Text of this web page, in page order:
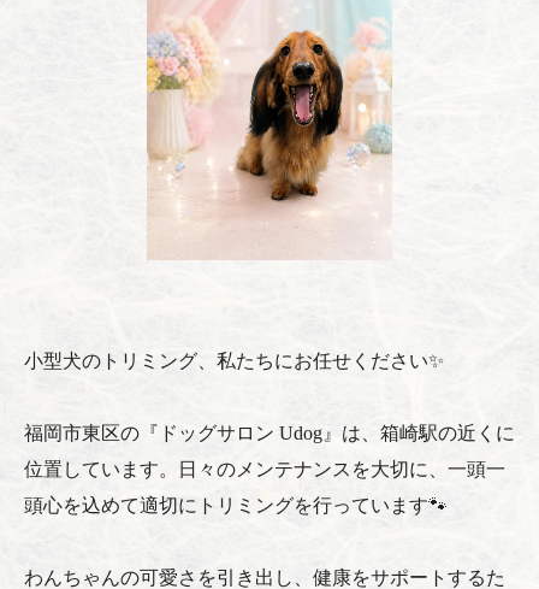
小型犬のトリミング、私たちにお任せください✨
福岡市東区の『ドッグサロン Udog』は、箱崎駅の近くに
位置しています。日々のメンテナンスを大切に、一頭一
頭心を込めて適切にトリミングを行っています🐾
わんちゃんの可愛さを引き出し、健康をサポートするた